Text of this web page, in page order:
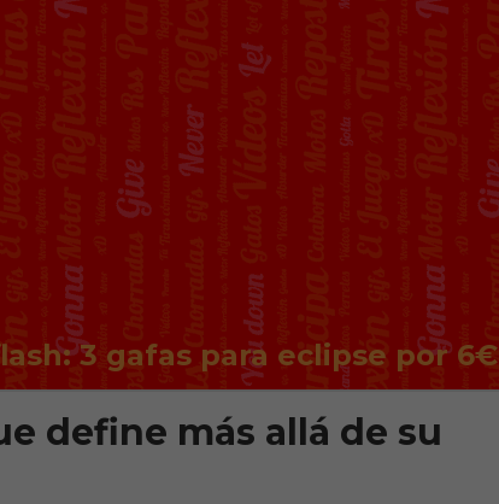
3 gafas para eclipse por 6€
define más allá de su